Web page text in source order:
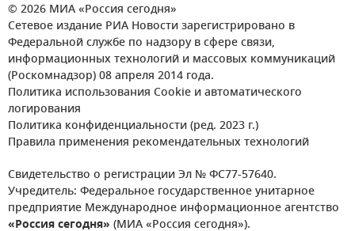
© 2026 МИА «Россия сегодня»
Сетевое издание РИА Новости зарегистрировано в
Федеральной службе по надзору в сфере связи,
информационных технологий и массовых коммуникаций
(Роскомнадзор) 08 апреля 2014 года.
Политика использования Cookie и автоматического
логирования
Политика конфиденциальности (ред. 2023 г.)
Правила применения рекомендательных технологий
Свидетельство о регистрации Эл № ФС77-57640.
Учредитель: Федеральное государственное унитарное
предприятие Международное информационное агентство
«Россия сегодня» (МИА «Россия сегодня»).